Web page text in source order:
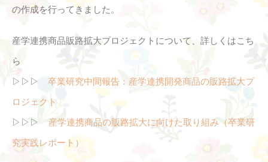
の作成を行ってきました。
産学連携商品販路拡大プロジェクトについて、詳しくはこち
ら
▷▷▷ 卒業研究中間報告：産学連携開発商品の販路拡大プ
ロジェクト
▷▷▷ 産学連携商品の販路拡大に向けた取り組み（卒業研
究実践レポート）